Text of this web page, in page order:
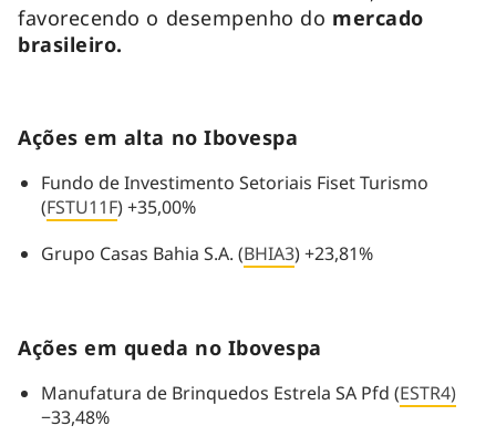
favorecendo o desempenho do mercado
brasileiro.
Ações em alta no Ibovespa
Fundo de Investimento Setoriais Fiset Turismo
(FSTU11F) +35,00%
Grupo Casas Bahia S.A. (BHIA3) +23,81%
Ações em queda no Ibovespa
Manufatura de Brinquedos Estrela SA Pfd (ESTR4)
−33,48%